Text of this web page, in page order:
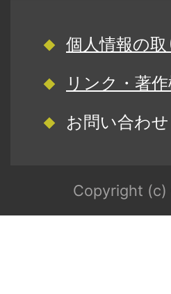
個人情報の
リンク・著
お問い合わせ
Copyright (c)